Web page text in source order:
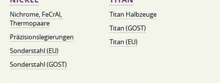
Nichrome, FeСrAl, ​​
Thermopaare
Präzisionslegierungen
Sonderstahl (EU)
Sonderstahl (GOST)
Titan Halbzeuge
Titan (GOST)
Titan (EU)